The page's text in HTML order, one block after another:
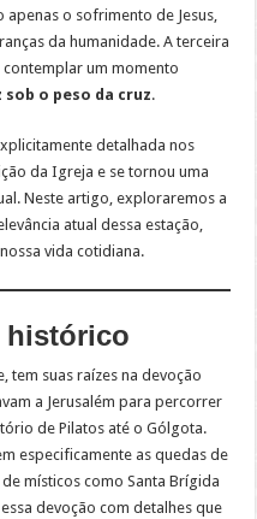
apenas o sofrimento de Jesus,
da humanidade. A terceira
um momento
sob o peso da cruz.
detalhada nos
da Igreja e se tornou uma
Neste artigo, exploraremos a
atual dessa estação,
vida cotidiana.
histórico
tem suas raízes na devoção
a Jerusalém para percorrer
de Pilatos até o Gólgota.
especificamente as quedas de
místicos como Santa Brígida
devoção com detalhes que